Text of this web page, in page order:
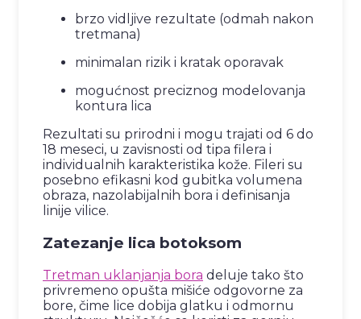
brzo vidljive rezultate (odmah nakon
tretmana)
minimalan rizik i kratak oporavak
mogućnost preciznog modelovanja
kontura lica
Rezultati su prirodni i mogu trajati od 6 do
18 meseci, u zavisnosti od tipa filera i
individualnih karakteristika kože. Fileri su
posebno efikasni kod gubitka volumena
obraza, nazolabijalnih bora i definisanja
linije vilice.
Zatezanje lica botoksom
Tretman uklanjanja bora deluje tako što
privremeno opušta mišiće odgovorne za
bore, čime lice dobija glatku i odmornu